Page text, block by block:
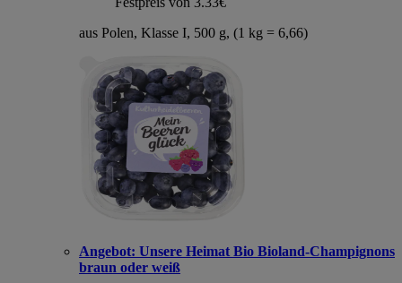
aus Polen, Klasse I, 500 g, (1 kg = 6,66)
Angebot: Unsere Heimat Bio Bioland-Champignons
braun oder weiß